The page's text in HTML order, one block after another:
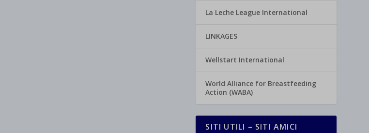
La Leche League International
LINKAGES
Wellstart International
World Alliance for Breastfeeding
Action (WABA)
SITI UTILI – SITI AMICI